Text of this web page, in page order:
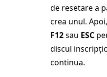
de resetare a
crea unul.
F12sau ESC
discul
continua.